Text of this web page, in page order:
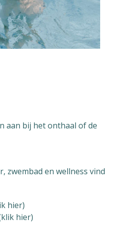
aan bij het onthaal of de
zwembad en wellness vind
hier)
hier)